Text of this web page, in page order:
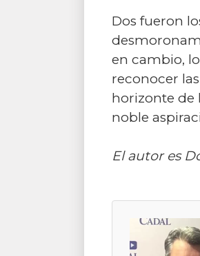
Dos fueron
en cambio,
reconocer
horizonte de
noble
El autor es